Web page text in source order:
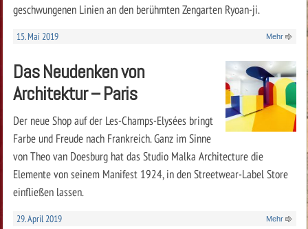
geschwungenen Linien an den berühmten Zengarten Ryoan-ji.
15. Mai 2019 Mehr
Das Neudenken von
Architektur – Paris
Der neue Shop auf der Les-Champs-Elysées bringt
Farbe und Freude nach Frankreich. Ganz im Sinne
von Theo van Doesburg hat das Studio Malka Architecture die
Elemente von seinem Manifest 1924, in den Streetwear-Label Store
einfließen lassen.
29. April 2019 Mehr